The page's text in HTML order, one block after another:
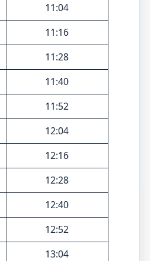
11:04
11:16
11:28
11:40
11:52
12:04
12:16
12:28
12:40
12:52
13:04